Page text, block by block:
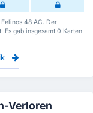
48 AC. Der
Es gab insgesamt 0 Karten
Verloren